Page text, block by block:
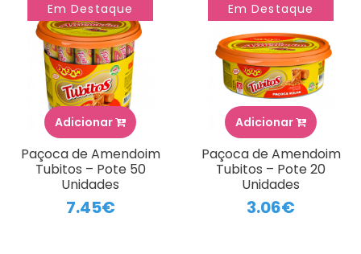
Em Destaque
Adicionar
Paçoca de Amendoim
Tubitos – Pote 50
Unidades
7.45€
Em Destaque
Adicionar
Paçoca de Amendoim
Tubitos – Pote 20
Unidades
3.06€